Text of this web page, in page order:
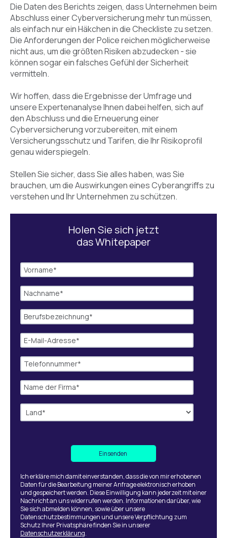
Die Daten des Berichts zeigen, dass Unternehmen beim
Abschluss einer Cyberversicherung mehr tun müssen,
als einfach nur ein Häkchen in die Checkliste zu setzen.
Die Anforderungen der Police reichen möglicherweise
nicht aus, um die größten Risiken abzudecken - sie
können sogar ein falsches Gefühl der Sicherheit
vermitteln.
Wir hoffen, dass die Ergebnisse der Umfrage und
unsere Expertenanalyse Ihnen dabei helfen, sich auf
den Abschluss und die Erneuerung einer
Cyberversicherung vorzubereiten, mit einem
Versicherungsschutz und Tarifen, die Ihr Risikoprofil
genau widerspiegeln.
Stellen Sie sicher, dass Sie alles haben, was Sie
brauchen, um die Auswirkungen eines Cyberangriffs zu
verstehen und Ihr Unternehmen zu schützen.
Holen Sie sich jetzt
das Whitepaper
Ich erkläre mich damit einverstanden, dass die von mir erhobenen
Daten für die Bearbeitung meiner Anfrage elektronisch erhoben
und gespeichert werden. Diese Einwilligung kann jederzeit mit einer
Nachricht an uns widerrufen werden. Informationen darüber, wie
Sie sich abmelden können, sowie über unsere
Datenschutzbestimmungen und unsere Verpflichtung zum
Schutz Ihrer Privatsphäre finden Sie in unserer
Datenschutzerklärung.